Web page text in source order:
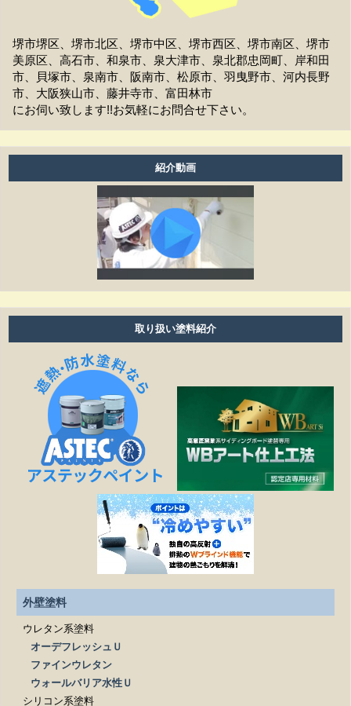
家の周囲に荷物を置いてますが、どこまで片付ければよ
洗濯物は干せますか？
工事前の近隣への挨拶はどうなりますか？
お支払方法は現金ですか？
アフターフォローはどうなっていますか？
養生ビニールがしてある時は、換気扇・お風呂・エアコ
ン等は普通に使えますか？
工事期間はどのくらいありますか？
塗り替えは何年ぐらいで必要ですか？
雨の日も作業しますか？
細かい壁のひび割れはきれいになりますか？
見積もりの金額より高くなることはありますか？
作業日程が延びたら、金額は変わりますか？
塗装工事以外の修繕工事も可能ですか？
どこまでが無料相談になるのですか？
施工は下請け業者に依頼されるのですか？
見積もりを依頼する際、必要なものはありますか？
堺市堺区、堺市北区、堺市中区、堺市西区、堺市南区、堺市
美原区、高石市、和泉市、泉大津市、泉北郡忠岡町、岸和田
市、貝塚市、泉南市、阪南市、松原市、羽曳野市、河内長野
市、大阪狭山市、藤井寺市、富田林市
にお伺い致します!!お気軽にお問合せ下さい。
紹介動画
取り扱い塗料紹介
外壁塗料
ウレタン系塗料
オーデフレッシュＵ
ファインウレタン
ウォールバリア水性Ｕ
シリコン系塗料